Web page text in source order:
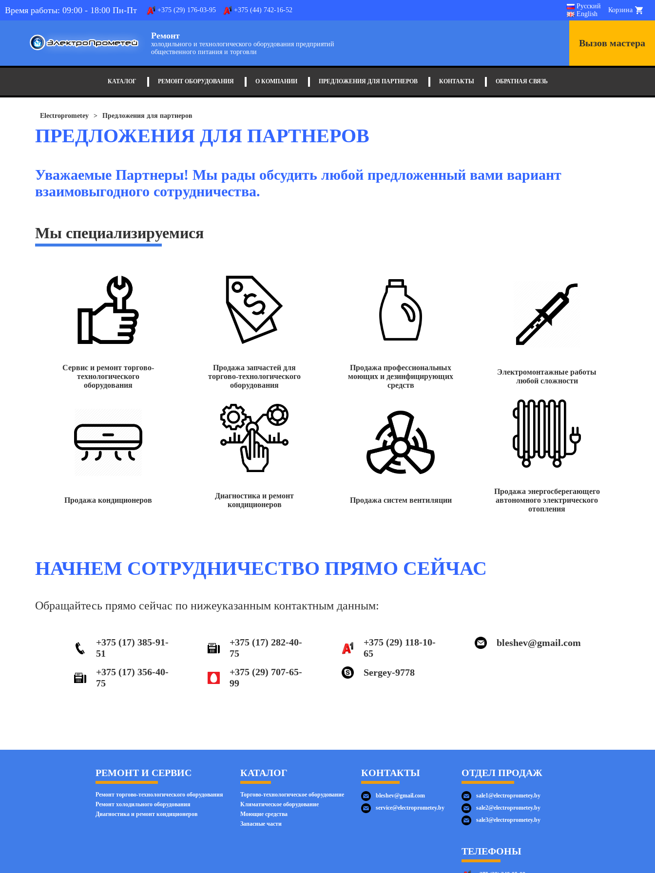
Время работы: 09:00 - 18:00 Пн-Пт +375 (29) 176-03-95 +375 (44) 742-16-52
Русский
English
Корзина
Ремонт
холодильного и технологического оборудования предприятий
общественного питания и торговли
Вызов мастера
КАТАЛОГ РЕМОНТ ОБОРУДОВАНИЯ О КОМПАНИИ ПРЕДЛОЖЕНИЯ ДЛЯ ПАРТНЕРОВ КОНТАКТЫ ОБРАТНАЯ СВЯЗЬ
Electroprometey > Предложения для партнеров
ПРЕДЛОЖЕНИЯ ДЛЯ ПАРТНЕРОВ
Уважаемые Партнеры! Мы рады обсудить любой предложенный вами вариант
взаимовыгодного сотрудничества.
Мы специализируемися
Сервис и ремонт торгово-
технологического
оборудования
Продажа запчастей для
торгово-технологического
оборудования
Продажа профессиональных
моющих и дезинфицирующих
средств
Электромонтажные работы
любой сложности
Продажа кондиционеров
Диагностика и ремонт
кондиционеров
Продажа систем вентиляции
Продажа энергосберегающего
автономного электрического
отопления
НАЧНЕМ СОТРУДНИЧЕСТВО ПРЯМО СЕЙЧАС
Обращайтесь прямо сейчас по нижеуказанным контактным данным:
+375 (17) 385-91-
51
+375 (17) 356-40-
75
+375 (17) 282-40-
75
+375 (29) 707-65-
99
+375 (29) 118-10-
65
Sergey-9778
bleshev@gmail.com
РЕМОНТ И СЕРВИС
Ремонт торгово-технологического оборудования
Ремонт холодильного оборудования
Диагностика и ремонт кондиционеров
КАТАЛОГ
Торгово-технологическое оборудование
Климатическое оборудование
Моющие средства
Запасные части
КОНТАКТЫ
bleshev@gmail.com
service@electroprometey.by
ОТДЕЛ ПРОДАЖ
sale1@electroprometey.by
sale2@electroprometey.by
sale3@electroprometey.by
ТЕЛЕФОНЫ